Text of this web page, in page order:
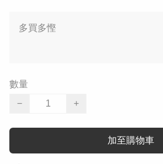
多買多慳
數量
−
+
加至購物車